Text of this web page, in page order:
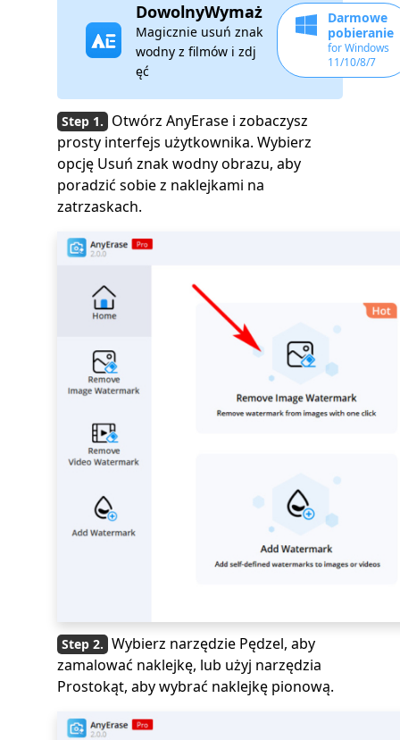
DowolnyWymaż
Magicznie usuń znak
wodny z filmów i zdj
ęć
Darmowe
pobieranie
for Windows
11/10/8/7
Otwórz AnyErase i zobaczysz
prosty interfejs użytkownika. Wybierz
opcję Usuń znak wodny obrazu, aby
poradzić sobie z naklejkami na
zatrzaskach.
Wybierz narzędzie Pędzel, aby
zamalować naklejkę, lub użyj narzędzia
Prostokąt, aby wybrać naklejkę pionową.